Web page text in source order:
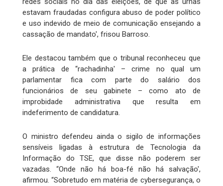
estavam fraudadas configura abuso de poder político
e uso indevido de meio de comunicação ensejando a
cassação de mandato', frisou Barroso.
Ele destacou também que o tribunal reconheceu que
a prática de “rachadinha' – crime no qual um
parlamentar fica com parte do salário dos
funcionários de seu gabinete – como ato de
improbidade administrativa que resulta em
indeferimento de candidatura.
O ministro defendeu ainda o sigilo de informações
sensíveis ligadas à estrutura de Tecnologia da
Informação do TSE, que disse não poderem ser
vazadas. “Onde não há boa-fé não há salvação',
afirmou. “Sobretudo em matéria de cybersegurança, o